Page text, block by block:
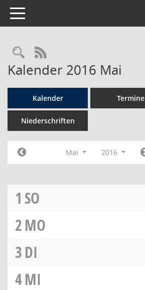
Toggle navigation
Rechercheauswahl
RSS-Feed
Kalender 2016 Mai
Kalender Termine
Niederschriften
Mai 2016
1 SO
2MO
3DI
4MI